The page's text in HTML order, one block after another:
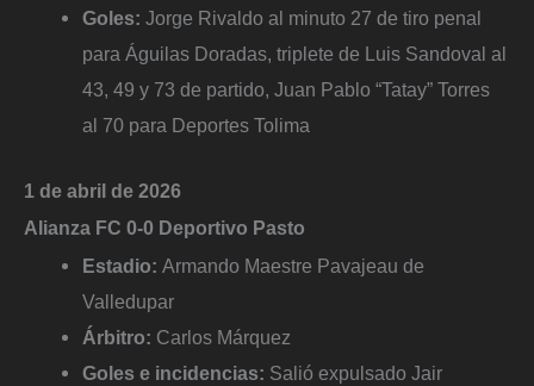
Goles:Jorge Rivaldo al minuto 27 de tiro penal
para Águilas Doradas, triplete de Luis Sandoval al
43, 49 y 73 de partido, Juan Pablo “Tatay” Torres
al 70 para Deportes Tolima
1 de abril de 2026
Alianza FC 0-0 Deportivo Pasto
Estadio:Armando Maestre Pavajeau de
Valledupar
Árbitro: Carlos Márquez
Goles e incidencias: Salió expulsado Jair